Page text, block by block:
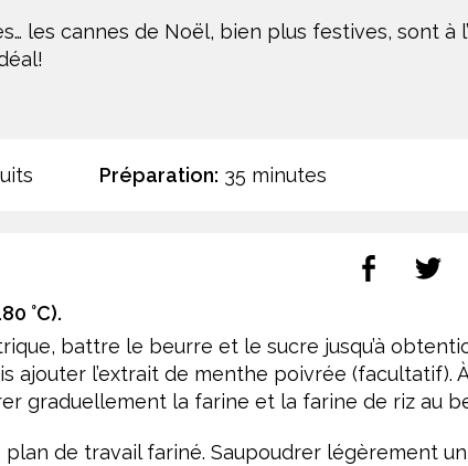
les cannes de Noël, bien plus festives, sont à
Préparation: 35 minutes
°C).
battre le beurre et le sucre jusqu’à
ajouter l’extrait de menthe poivrée (facultatif). À
graduellement la farine et la farine de riz au
de travail fariné. Saupoudrer légèrement